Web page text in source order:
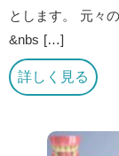
とします。 元々
&nbs […]
詳しく見る